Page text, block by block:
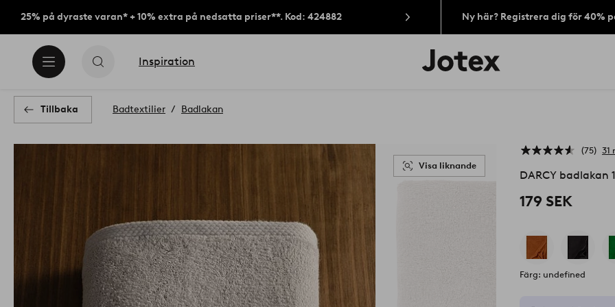
25% på dyraste varan* + 10% extra på nedsatta priser**. Kod: 424882 Ny här? Registrera dig för 40%
Inspiration
Jotex
logotyp
Tillbaka Badtextilier Badlakan
Visa liknande
75 31
DARCY badlakan
179 SEK
Färg: undefined